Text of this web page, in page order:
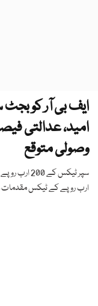
ایف بی آر کو
وصولی متوقع
ارب روپے کے ٹیکس مقدمات